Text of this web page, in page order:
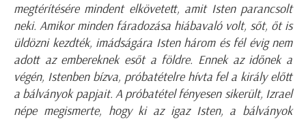
megtérítésére mindent elkövetett, amit Isten parancsolt
neki. Amikor minden fáradozása hiábavaló volt, sőt, őt is
üldözni kezdték, imádságára Isten három és fél évig nem
adott az embereknek esőt a földre. Ennek az időnek a
végén, Istenben bízva, próbatételre hívta fel a király előtt
a bálványok papjait. A próbatétel fényesen sikerült, Izrael
népe megismerte, hogy ki az igaz Isten, a bálványok